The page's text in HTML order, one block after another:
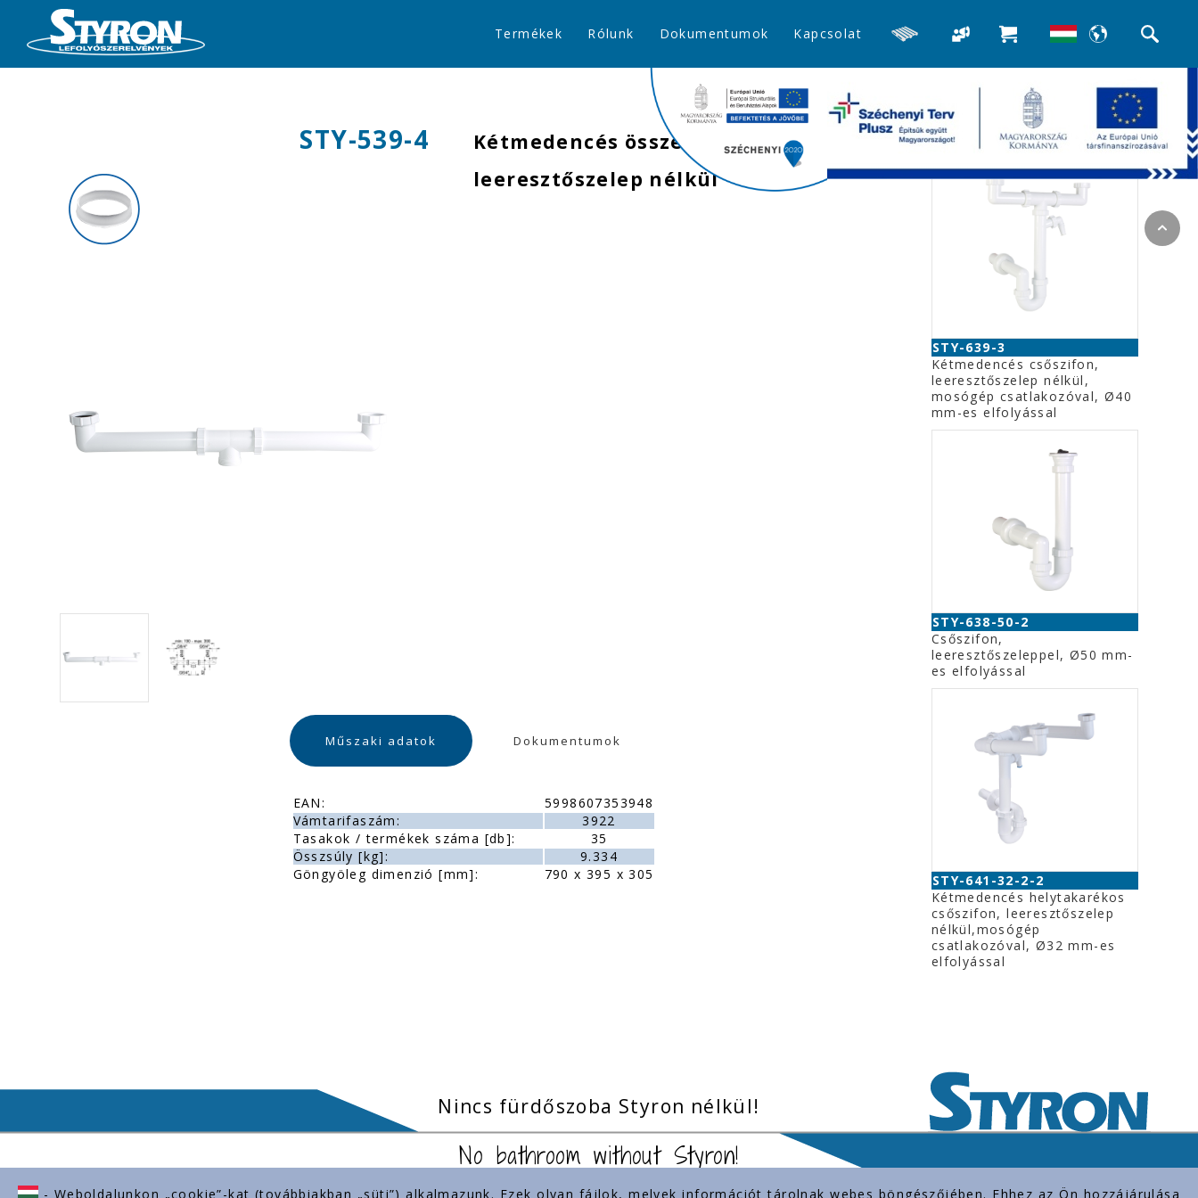
Termékek Rólunk Dokumentumok Kapcsolat
>>Mosogató búra-, és csőszifonok
STY-539-4
Kétmedencés összekötő,
leeresztőszelep nélkül
Műszaki adatok Dokumentumok
EAN:
5998607353948
Vámtarifaszám:
3922
Tasakok / termékek száma [db]:
35
Összsúly [kg]:
9.334
Göngyöleg dimenzió [mm]:
790 x 395 x 305
Kapcsolódó termékek
STY-639-3
Kétmedencés csőszifon,
leeresztőszelep nélkül,
mosógép csatlakozóval, Ø40
mm-es elfolyással
STY-638-50-2
Csőszifon,
leeresztőszeleppel, Ø50 mm-
es elfolyással
STY-641-32-2-2
Kétmedencés helytakarékos
csőszifon, leeresztőszelep
nélkül,mosógép
csatlakozóval, Ø32 mm-es
elfolyással
Nincs fürdőszoba Styron nélkül!
No bathroom without Styron!
- Weboldalunkon „cookie”-kat (továbbiakban „süti”) alkalmazunk. Ezek olyan fájlok, melyek információt tárolnak webes böngészőjében. Ehhez az Ön hozzájárulása